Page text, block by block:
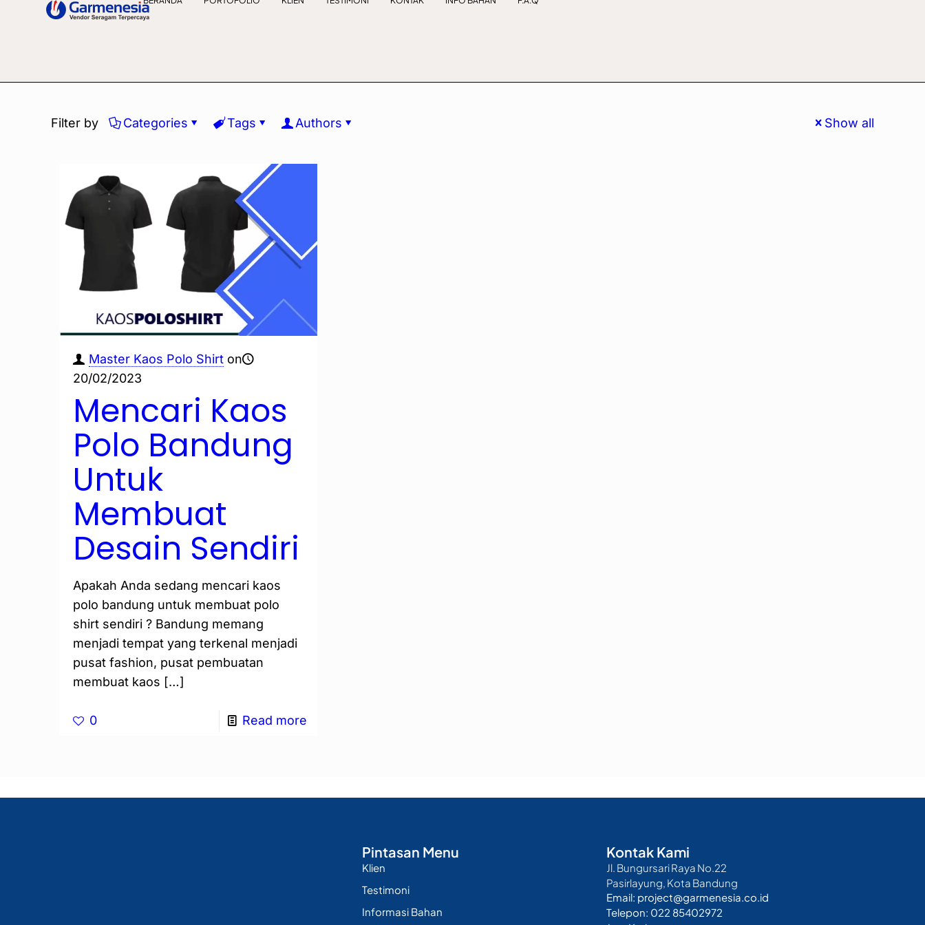
Filter by Categories Tags Authors Show all
Master Kaos Polo Shirt on
20/02/2023
Mencari Kaos
Polo Bandung
Untuk
Membuat
Desain Sendiri
Apakah Anda sedang mencari kaos
polo bandung untuk membuat polo
shirt sendiri ? Bandung memang
menjadi tempat yang terkenal menjadi
pusat fashion, pusat pembuatan
membuat kaos […]
0 Read more
Pintasan Menu
Klien
Testimoni
Informasi Bahan
Kontak Kami
Jl. Bungursari Raya No.22
Pasirlayung, Kota Bandung
Email: project@garmenesia.co.id
Telepon: 022 85402972